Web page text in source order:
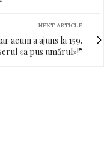
NEXT ARTICLE
acum a ajuns la 159.
«a pus umărul»!”